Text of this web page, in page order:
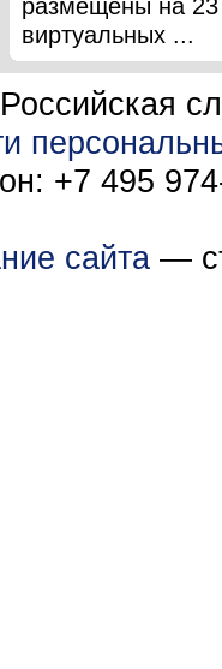
виртуальных ...
+7 495
сайта —